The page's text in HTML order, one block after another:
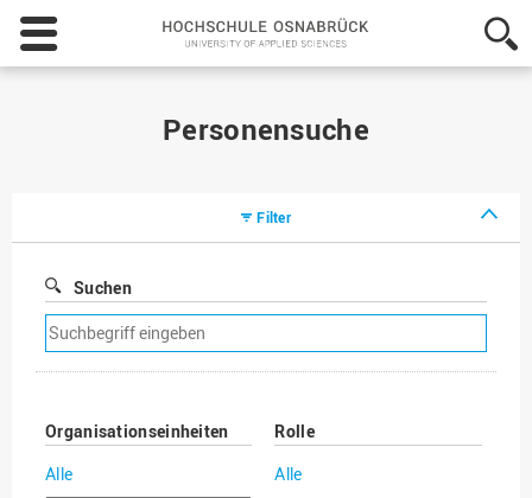
Hochschule
Osnabrück
-
Personensuche
Filter
Suchen
Suchfilter
entfernen
Organisationseinheiten
Alle
Rolle
Alle